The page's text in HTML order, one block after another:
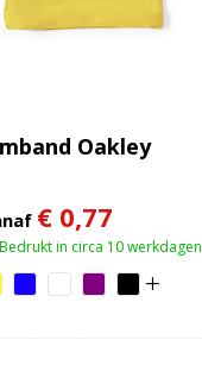
Oakley
€ 0,77
Bedrukt in circa 10 werkdagen